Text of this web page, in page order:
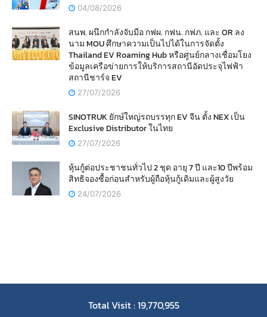
04/08/2026
สนพ. ผนึกกำลังจับมือ กฟผ. กฟน. กฟภ. และ OR ลง
นาม MOU ศึกษาความเป็นไปได้ในการจัดตั้ง
Thailand EV Roaming Hub หรือศูนย์กลางเชื่อมโยง
ข้อมูลเครือข่ายการให้บริการสถานีอัดประจุไฟฟ้า
สถานีชาร์จ EV
27/07/2026
SINOTRUK ยักษ์ใหญ่รถบรรทุก EV จีน ตั้ง NEX เป็น
Exclusive Distributor ในไทย
27/07/2026
หุ้นกู้ต่อประชาชนทั่วไป 2 ชุด อายุ 7 ปี และ10 ปีพร้อม
สิทธิจองซื้อก่อนสำหรับผู้ถือหุ้นกู้เดิมและผู้สูงวัย
24/07/2026
Total Visit : 19,770,955